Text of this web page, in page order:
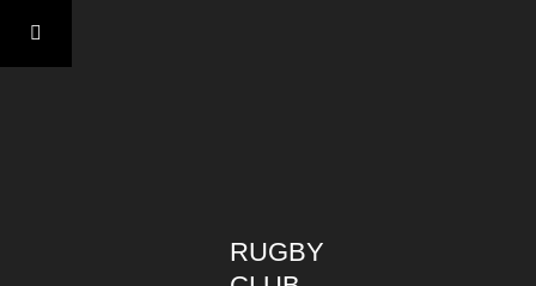
RUGBY
contenu